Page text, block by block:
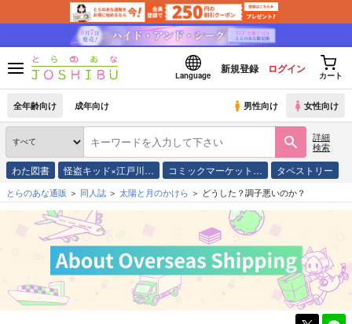
Language
新規登録 ログイン
カート
全年齢向け 成年向け 男性向け 女性向け
詳細
検索
わた図書 怪盗キッド×江戸川… コミックマーケット… タペストリー
とらのあな通販 同人誌 太陽と月のかけら どうした？調子悪いのか？